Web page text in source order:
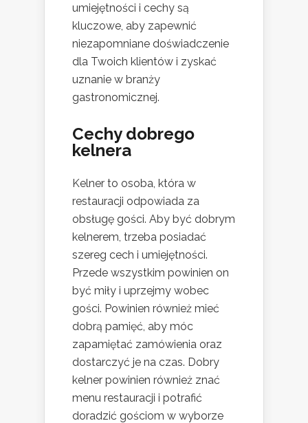
umiejętności i cechy są
kluczowe, aby zapewnić
niezapomniane doświadczenie
dla Twoich klientów i zyskać
uznanie w branży
gastronomicznej.
Cechy dobrego
kelnera
Kelner to osoba, która w
restauracji odpowiada za
obsługę gości. Aby być dobrym
kelnerem, trzeba posiadać
szereg cech i umiejętności.
Przede wszystkim powinien on
być miły i uprzejmy wobec
gości. Powinien również mieć
dobrą pamięć, aby móc
zapamiętać zamówienia oraz
dostarczyć je na czas. Dobry
kelner powinien również znać
menu restauracji i potrafić
doradzić gościom w wyborze